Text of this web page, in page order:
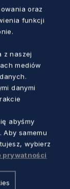
5 miesięcy temu
oraz
funkcji
z naszej
mediów
danymi
abyśmy
samemu
wybierz
prywatności